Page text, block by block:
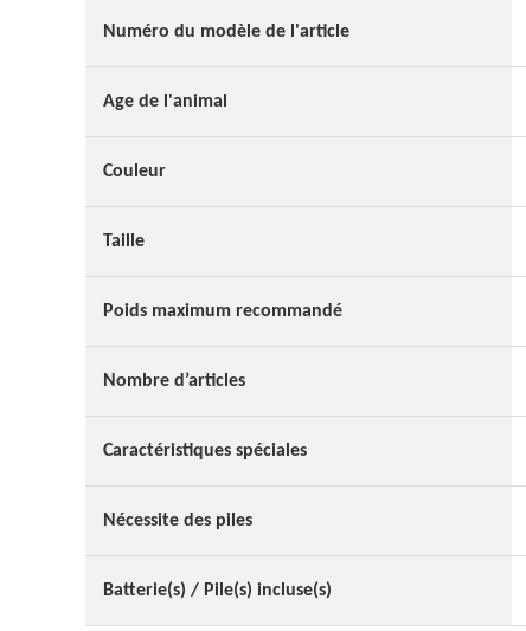
Numéro du modèle de l'article
Age de l'animal
Couleur
Taille
Poids maximum recommandé
Nombre d’articles
Caractéristiques spéciales
Nécessite des piles
Batterie(s) / Pile(s) incluse(s)